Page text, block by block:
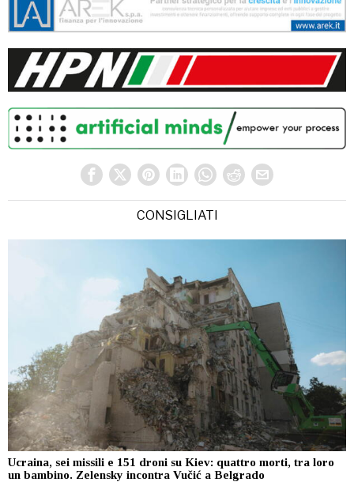
CONSIGLIATI
Ucraina, sei missili e 151 droni su Kiev: quattro morti, tra loro
un bambino. Zelensky incontra Vučić a Belgrado